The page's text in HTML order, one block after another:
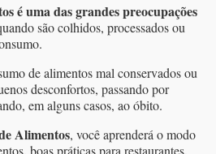
é uma das grandes preocupações
são colhidos, processados ou
de alimentos mal conservados ou
desconfortos, passando por
em alguns casos, ao óbito.
Alimentos, você aprenderá o modo
boas práticas para restaurantes,